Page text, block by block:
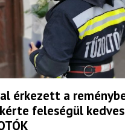
érkezett a
feleségül